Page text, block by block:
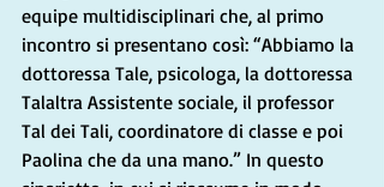
equipe multidisciplinari che, al primo
incontro si presentano così: “Abbiamo la
dottoressa Tale, psicologa, la dottoressa
Talaltra Assistente sociale, il professor
Tal dei Tali, coordinatore di classe e poi
Paolina che da una mano.” In questo